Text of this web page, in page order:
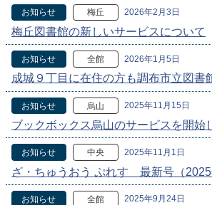
お知らせ 梅丘 2026年2月3日
梅丘図書館の新しいサービスについて
お知らせ 全館 2026年1月5日
成城９丁目に在住の方も調布市立図書
お知らせ 烏山 2025年11月15日
ブックボックス烏山のサービスを開始
お知らせ 中央 2025年11月1日
ざ・ちゅうおう ぷれす 最新号（2025
お知らせ 全館 2025年9月24日